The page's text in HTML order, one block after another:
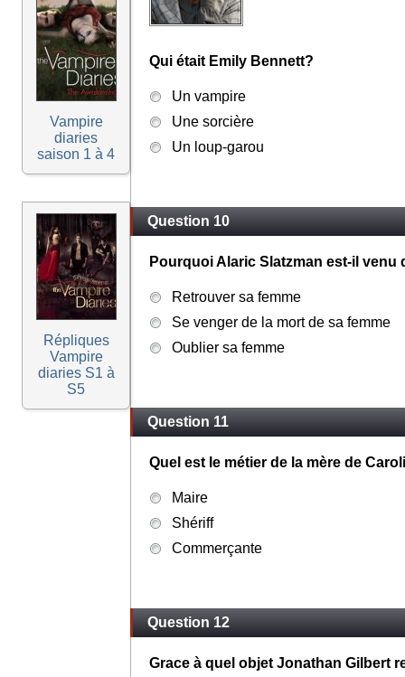
Vampire
diaries
saison 1 à 4
Répliques
Vampire
diaries S1 à
S5
Qui était Emily Bennett?
Un vampire
Une sorcière
Un loup-garou
Question 10
Pourquoi Alaric Slatzman est-il venu
Retrouver sa femme
Se venger de la mort de sa femme
Oublier sa femme
Question 11
Quel est le métier de la mère de
Maire
Shériff
Commerçante
Question 12
Grace à quel objet Jonathan Gilbert